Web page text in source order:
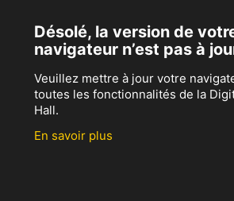
Désolé, la version de
navigateur n’est pas à
Veuillez mettre à jour votre
toutes les fonctionnalités de la
Hall.
En savoir plus